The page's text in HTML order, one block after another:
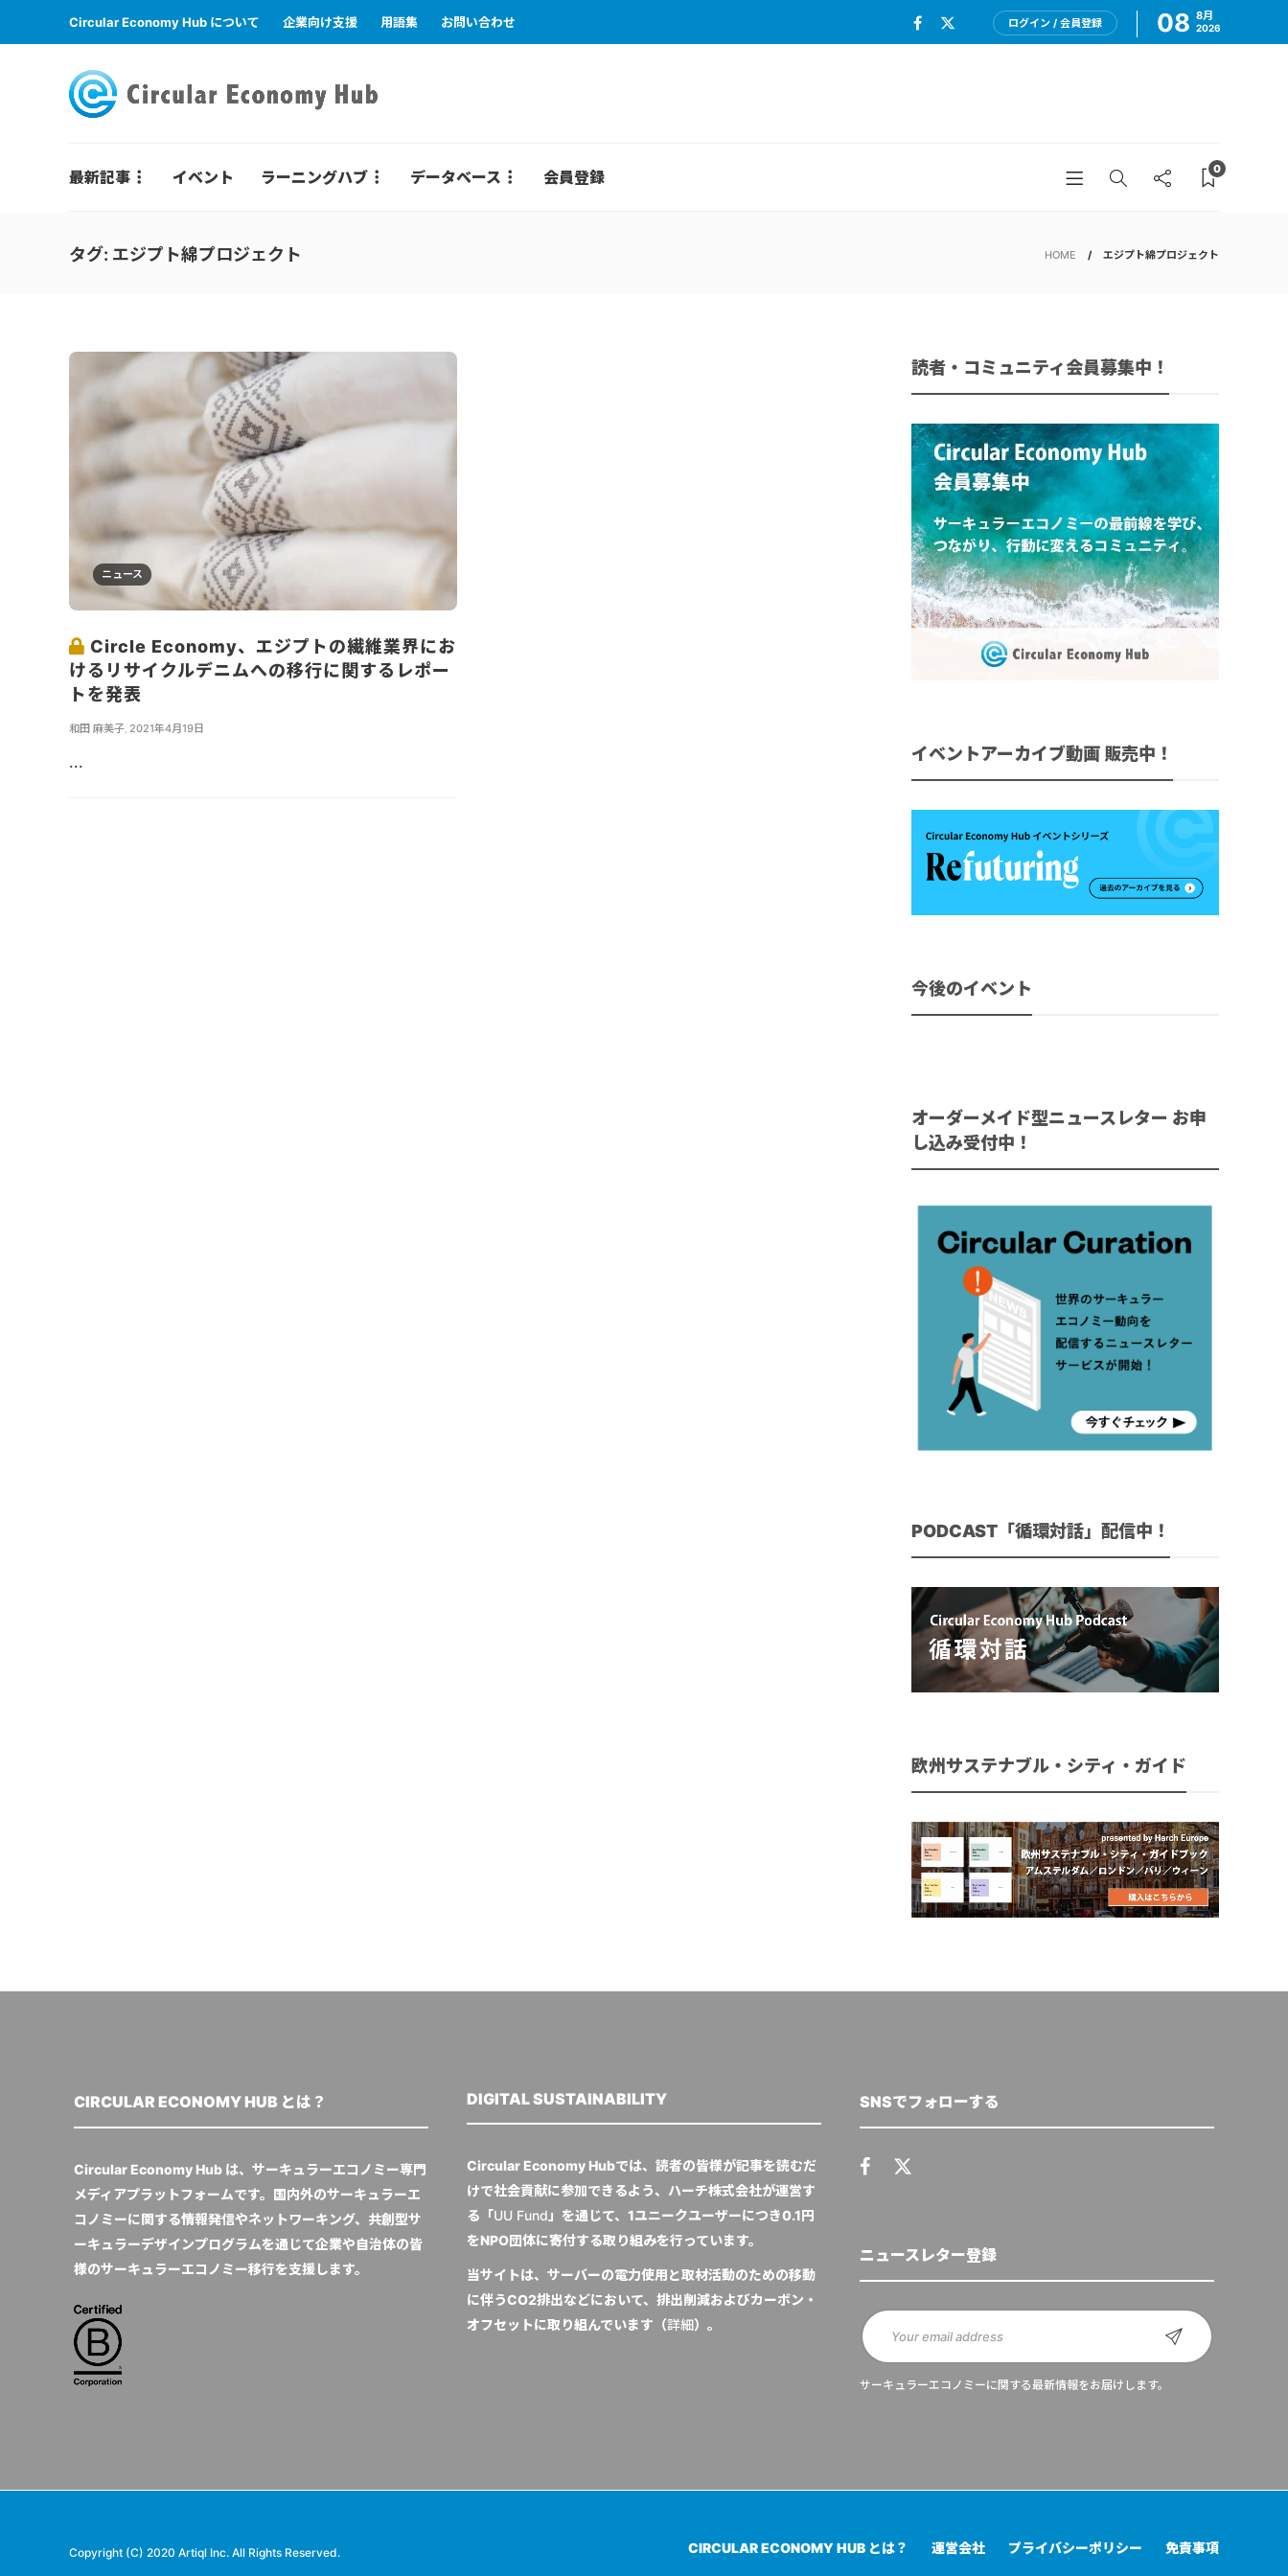
Circular Economy Hub について 企業向け支援 用語集 お問い合わせ ログイン / 会員登録 08 8月
2026
最新記事 イベント ラーニングハブ データベース 会員登録 0
タグ: エジプト綿プロジェクト HOME エジプト綿プロジェクト
ニュース
Circle Economy、エジプトの繊維業界にお
けるリサイクルデニムへの移行に関するレポー
トを発表
和田 麻美子 2021年4月19日
...
読者・コミュニティ会員募集中！
イベントアーカイブ動画 販売中！
今後のイベント
オーダーメイド型ニュースレター お申
し込み受付中！
PODCAST「循環対話」配信中！
欧州サステナブル・シティ・ガイド
CIRCULAR ECONOMY HUB とは？
Circular Economy Hub は、サーキュラーエコノミー専門
メディアプラットフォームです。国内外のサーキュラーエ
コノミーに関する情報発信やネットワーキング、共創型サ
ーキュラーデザインプログラムを通じて企業や自治体の皆
様のサーキュラーエコノミー移行を支援します。
DIGITAL SUSTAINABILITY
Circular Economy Hubでは、読者の皆様が記事を読むだ
けで社会貢献に参加できるよう、ハーチ株式会社が運営す
る「UU Fund」を通じて、1ユニークユーザーにつき0.1円
をNPO団体に寄付する取り組みを行っています。
当サイトは、サーバーの電力使用と取材活動のための移動
に伴うCO2排出などにおいて、排出削減およびカーボン・
オフセットに取り組んでいます（詳細）。
SNSでフォローする
ニュースレター登録
サーキュラーエコノミーに関する最新情報をお届けします。
Copyright (C) 2020 Artiql Inc. All Rights Reserved. CIRCULAR ECONOMY HUB とは？ 運営会社 プライバシーポリシー 免責事項